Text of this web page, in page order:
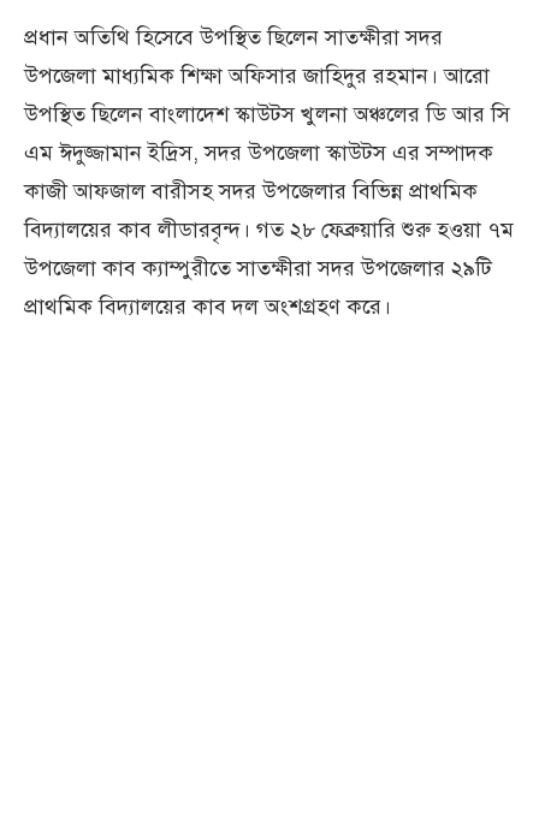
প্রধান অতিথি হিসেবে উপস্থিত ছিলেন সাতক্ষীরা সদর
উপজেলা মাধ্যমিক শিক্ষা অফিসার জাহিদুর রহমান। আরো
উপস্থিত ছিলেন বাংলাদেশ স্কাউটস খুলনা অঞ্চলের ডি আর সি
এম ঈদুজ্জামান ইদ্রিস, সদর উপজেলা স্কাউটস এর সম্পাদক
কাজী আফজাল বারীসহ সদর উপজেলার বিভিন্ন প্রাথমিক
বিদ্যালয়ের কাব লীডারবৃন্দ। গত ২৮ ফেব্রুয়ারি শুরু হ‌ওয়া ৭ম
উপজেলা কাব ক্যাম্পুরীতে সাতক্ষীরা সদর উপজেলার ২৯টি
প্রাথমিক বিদ্যালয়ের কাব দল অংশগ্রহণ করে।